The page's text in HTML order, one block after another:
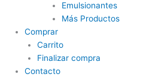
Emulsionantes
Más Productos
Comprar
Carrito
Finalizar compra
Contacto